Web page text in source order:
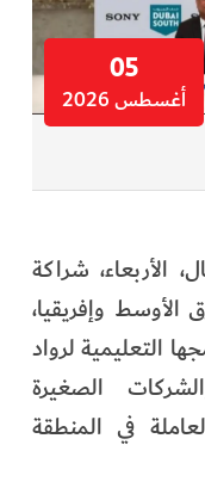
05
أغسطس 2026
الأربعاء، شراكة
وإفريقيا،
التعليمية لرواد
الصغيرة
في المنطقة